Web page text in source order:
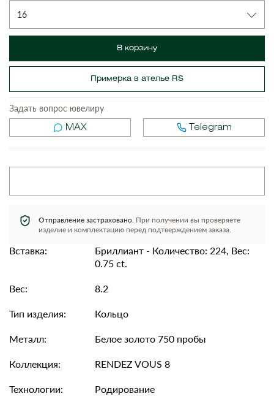
16
В корзину
Примерка в ателье RS
Задать вопрос ювелиру
MAX Telegram
Отправление застраховано. При получении вы проверяете
изделие и комплектацию перед подтверждением заказа.
Вставка:
Бриллиант - Количество: 224, Вес:
0.75 ct.
Вес:
8.2
Тип изделия:
Кольцо
Металл:
Белое золото 750 пробы
Коллекция:
RENDEZ VOUS 8
Технологии:
Родирование